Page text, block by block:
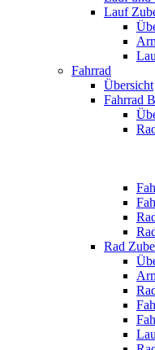
Lauf
Fahrrad
Übersicht
Fahrrad
Rad